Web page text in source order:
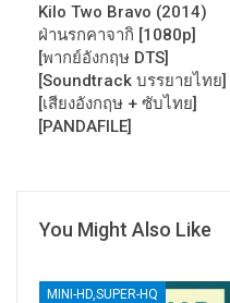
Kilo Two Bravo (2014)
ฝ่านรกคาจากิ [1080p]
[พากย์อังกฤษ DTS]
[Soundtrack บรรยายไทย]
[เสียงอังกฤษ + ซับไทย]
[PANDAFILE]
You Might Also Like
MINI-HD,SUPER-HQ